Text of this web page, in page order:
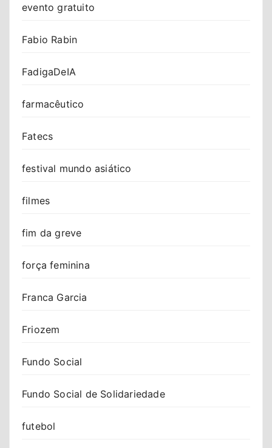
evento gratuito
Fabio Rabin
FadigaDeIA
farmacêutico
Fatecs
festival mundo asiático
filmes
fim da greve
força feminina
Franca Garcia
Friozem
Fundo Social
Fundo Social de Solidariedade
futebol